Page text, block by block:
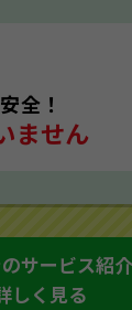
全！
ません
サービス紹
しく見る